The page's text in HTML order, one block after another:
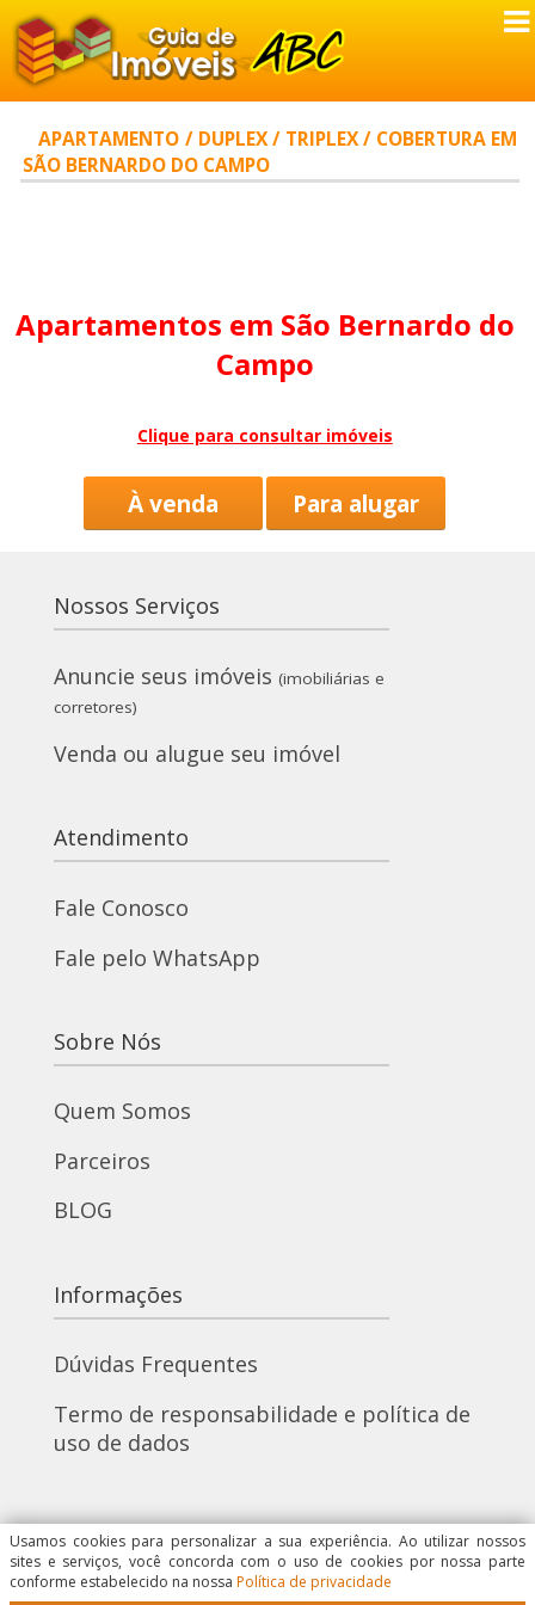
APARTAMENTO / DUPLEX / TRIPLEX / COBERTURA EM
SÃO BERNARDO DO CAMPO
Apartamentos em São Bernardo do
Campo
Clique para consultar imóveis
À venda Para alugar
Usamos cookies para personalizar a sua experiência. Ao utilizar nossos
sites e serviços, você concorda com o uso de cookies por nossa parte
conforme estabelecido na nossa Política de privacidade
Nossos Serviços
Anuncie seus imóveis (imobiliárias e
corretores)
Venda ou alugue seu imóvel
Atendimento
Fale Conosco
Fale pelo WhatsApp
Sobre Nós
Quem Somos
Parceiros
BLOG
Informações
Dúvidas Frequentes
Termo de responsabilidade e política de
uso de dados
Redes Sociais